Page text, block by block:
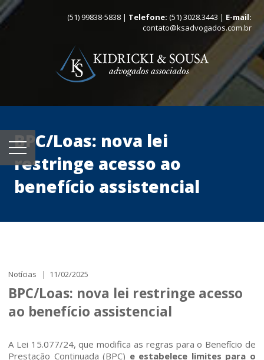
(51) 99838-5838 | Telefone: (51) 3028.3443 | E-mail:
contato@ksadvogados.com.br
BPC/Loas: nova lei
restringe acesso ao
benefício assistencial
Notícias | 11/02/2025
BPC/Loas: nova lei restringe acesso
ao benefício assistencial
A Lei 15.077/24, que modifica as regras para o Benefício de
Prestação Continuada (BPC) e estabelece limites para o